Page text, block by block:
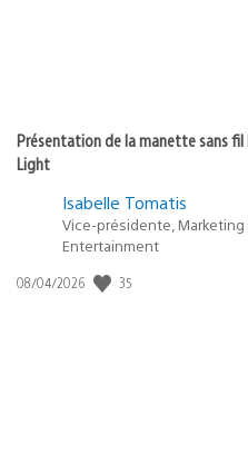
Présentation de la manette sans
Light
Isabelle Tomatis
Vice-présidente,
Entertainment
Date
08/04/2026 35